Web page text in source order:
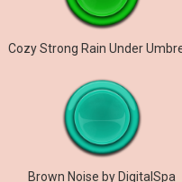
Brown Noise by DigitalSpa